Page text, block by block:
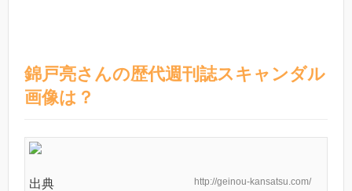
錦戸亮さんの歴代週刊誌スキャンダル
画像は？
出典 http://geinou-kansatsu.com/